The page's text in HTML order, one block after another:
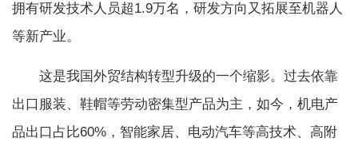
拥有研发技术人员超1.9万名，研发方向又拓展至机器人
等新产业。
这是我国外贸结构转型升级的一个缩影。过去依靠
出口服装、鞋帽等劳动密集型产品为主，如今，机电产
品出口占比60%，智能家居、电动汽车等高技术、高附